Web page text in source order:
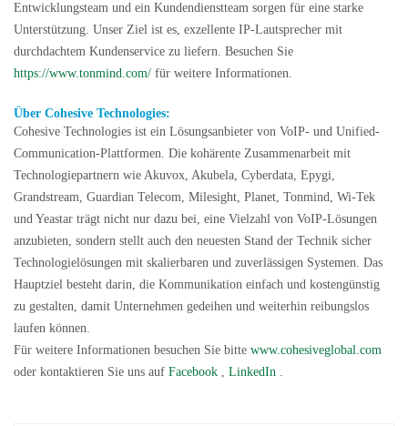
Entwicklungsteam und ein Kundendienstteam sorgen für eine starke
Unterstützung. Unser Ziel ist es, exzellente IP-Lautsprecher mit
durchdachtem Kundenservice zu liefern. Besuchen Sie
https://www.tonmind.com/ für weitere Informationen.
Über Cohesive Technologies:
Cohesive Technologies ist ein Lösungsanbieter von VoIP- und Unified-
Communication-Plattformen. Die kohärente Zusammenarbeit mit
Technologiepartnern wie Akuvox, Akubela, Cyberdata, Epygi,
Grandstream, Guardian Telecom, Milesight, Planet, Tonmind, Wi-Tek
und Yeastar trägt nicht nur dazu bei, eine Vielzahl von VoIP-Lösungen
anzubieten, sondern stellt auch den neuesten Stand der Technik sicher
Technologielösungen mit skalierbaren und zuverlässigen Systemen. Das
Hauptziel besteht darin, die Kommunikation einfach und kostengünstig
zu gestalten, damit Unternehmen gedeihen und weiterhin reibungslos
laufen können.
Für weitere Informationen besuchen Sie bitte www.cohesiveglobal.com
oder kontaktieren Sie uns auf Facebook , LinkedIn .